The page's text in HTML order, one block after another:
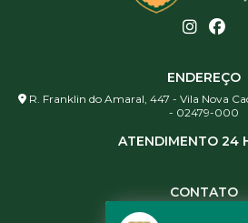
ENDEREÇO
R. Franklin do Amaral, 447 - Vila Nova
- 02479-000
ATENDIMENTO 24
CONTATO